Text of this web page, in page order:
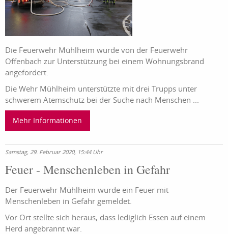
Die Feuerwehr Mühlheim wurde von der Feuerwehr
Offenbach zur Unterstützung bei einem Wohnungsbrand
angefordert.
Die Wehr Mühlheim unterstützte mit drei Trupps unter
schwerem Atemschutz bei der Suche nach Menschen ...
Mehr Informationen
Samstag, 29. Februar 2020, 15:44 Uhr
Feuer - Menschenleben in Gefahr
Der Feuerwehr Mühlheim wurde ein Feuer mit
Menschenleben in Gefahr gemeldet.
Vor Ort stellte sich heraus, dass lediglich Essen auf einem
Herd angebrannt war.